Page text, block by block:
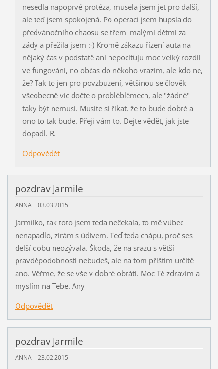
nesedla napoprvé protéza, musela jsem jet pro další,
ale teď jsem spokojená. Po operaci jsem hupsla do
předvánočního chaosu se třemi malými dětmi za
zády a přežila jsem :-) Kromě zákazu řízení auta na
nějaký čas v podstatě ani nepociťuju moc velký rozdíl
ve fungování, no občas do někoho vrazím, ale kdo ne,
že? Tak to jen pro povzbuzení, většinou se člověk
všeobecně víc dočte o probléblémech, ale "žádné"
taky být nemusí. Musíte si říkat, že to bude dobré a
ono to tak bude. Přeji vám to. Dejte vědět, jak jste
dopadl. R.
Odpovědět
pozdrav Jarmile
ANNA 03.03.2015
Jarmilko, tak toto jsem teda nečekala, to mě vůbec
nenapadlo, zírám s údivem. Teď teda chápu, proč ses
delší dobu neozývala. Škoda, že na srazu s větší
pravděpodobností nebudeš, ale na tom příštím určitě
ano. Věřme, že se vše v dobré obrátí. Moc Tě zdravím a
myslím na Tebe. Any
Odpovědět
pozdrav Jarmile
ANNA 23.02.2015